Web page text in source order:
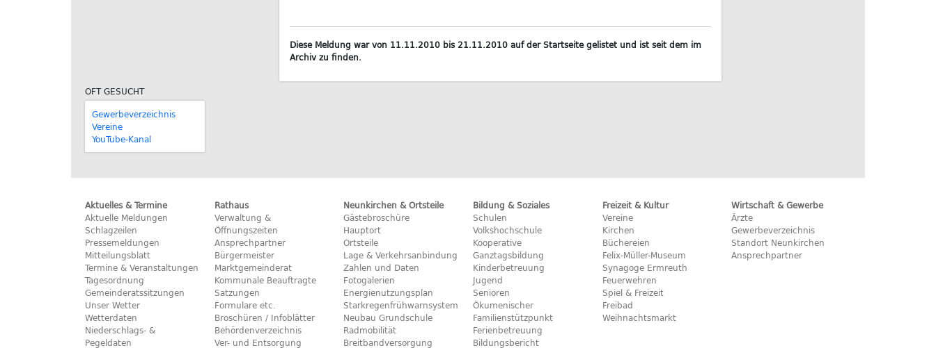
Diese Meldung war von 11.11.2010 bis 21.11.2010 auf der Startseite gelistet und ist seit dem im
Archiv zu finden.
OFT GESUCHT
Gewerbeverzeichnis
Vereine
YouTube-Kanal
Aktuelles & Termine
Aktuelle Meldungen
Schlagzeilen
Pressemeldungen
Mitteilungsblatt
Termine & Veranstaltungen
Tagesordnung
Gemeinderatssitzungen
Unser Wetter
Wetterdaten
Niederschlags- &
Pegeldaten
Rathaus
Verwaltung &
Öffnungszeiten
Ansprechpartner
Bürgermeister
Marktgemeinderat
Kommunale Beauftragte
Satzungen
Formulare etc.
Broschüren / Infoblätter
Behördenverzeichnis
Ver- und Entsorgung
Neunkirchen & Ortsteile
Gästebroschüre
Hauptort
Ortsteile
Lage & Verkehrsanbindung
Zahlen und Daten
Fotogalerien
Energienutzungsplan
Starkregenfrühwarnsystem
Neubau Grundschule
Radmobilität
Breitbandversorgung
Bildung & Soziales
Schulen
Volkshochschule
Kooperative
Ganztagsbildung
Kinderbetreuung
Jugend
Senioren
Ökumenischer
Familienstützpunkt
Ferienbetreuung
Bildungsbericht
Freizeit & Kultur
Vereine
Kirchen
Büchereien
Felix-Müller-Museum
Synagoge Ermreuth
Feuerwehren
Spiel & Freizeit
Freibad
Weihnachtsmarkt
Wirtschaft & Gewerbe
Ärzte
Gewerbeverzeichnis
Standort Neunkirchen
Ansprechpartner